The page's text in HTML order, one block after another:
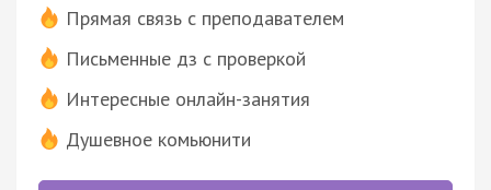
Прямая связь с преподавателем
Письменные дз с проверкой
Интересные онлайн-занятия
Душевное комьюнити